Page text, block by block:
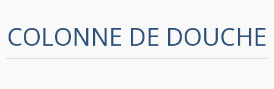
COLONNE DE DOUCHE